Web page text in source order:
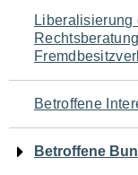
Navigation
für
denBetroffene
Betroffene